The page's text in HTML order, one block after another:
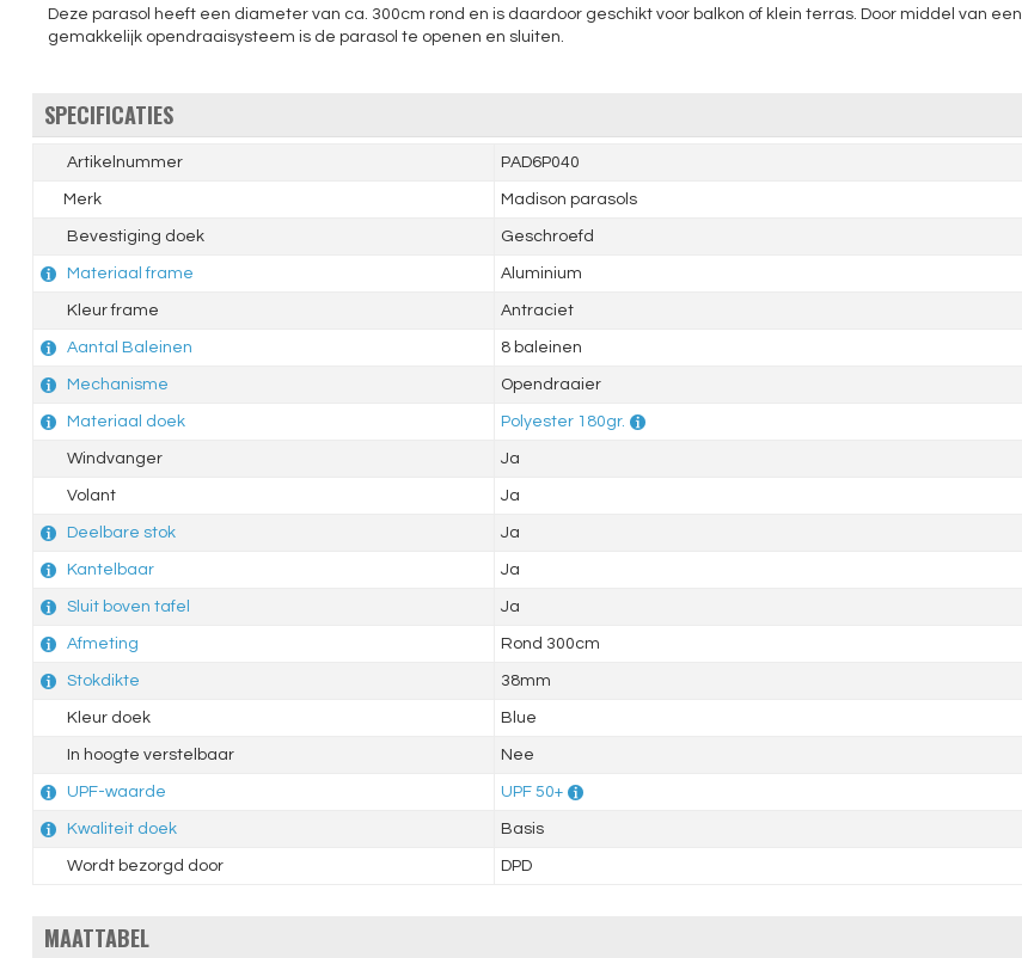
Deze parasol heeft een diameter van ca. 300cm rond en is daardoor geschikt voor balkon of klein terras. Door middel van een
gemakkelijk opendraaisysteem is de parasol te openen en sluiten.
SPECIFICATIES
Artikelnummer PAD6P040
Merk Madison parasols
Bevestiging doek Geschroefd
Materiaal frame Aluminium
Kleur frame Antraciet
Aantal Baleinen 8 baleinen
Mechanisme Opendraaier
Materiaal doek Polyester 180gr.
Windvanger Ja
Volant Ja
Deelbare stok Ja
Kantelbaar Ja
Sluit boven tafel Ja
Afmeting Rond 300cm
Stokdikte 38mm
Kleur doek Blue
In hoogte verstelbaar Nee
UPF-waarde UPF 50+
Kwaliteit doek Basis
Wordt bezorgd door DPD
MAATTABEL